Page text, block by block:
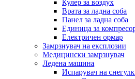
Кулер за воздух
Врата за ладна соба
Панел за ладна соба
Единица за
Електричен ормар
Замрзнувач на експлозии
Медицински замрзнувач
Ледена машина
Испарувач на